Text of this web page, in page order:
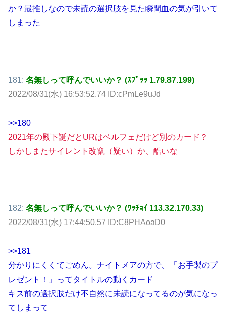
か？最推しなので未読の選択肢を見た瞬間血の気が引いて
しまった
181: 名無しって呼んでいいか？ (ｽﾌﾟｯｯ 1.79.87.199)
2022/08/31(水) 16:53:52.74 ID:cPmLe9uJd
>>180
2021年の殿下誕だとURはベルフェだけど別のカード？
しかしまたサイレント改竄（疑い）か、酷いな
182: 名無しって呼んでいいか？ (ﾜｯﾁｮｲ 113.32.170.33)
2022/08/31(水) 17:44:50.57 ID:C8PHAoaD0
>>181
分かりにくくてごめん。ナイトメアの方で、「お手製のプ
レゼント！」ってタイトルの動くカード
キス前の選択肢だけ不自然に未読になってるのが気になっ
てしまって